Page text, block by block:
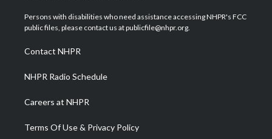
t
e
a
g
a
m
u
b
b
o
e
d
Persons with disabilities who need assistance accessing NHPR's FCC
public files, please contact us at publicfile@nhpr.org.
Contact NHPR
NHPR Radio Schedule
Careers at NHPR
Terms Of Use & Privacy Policy